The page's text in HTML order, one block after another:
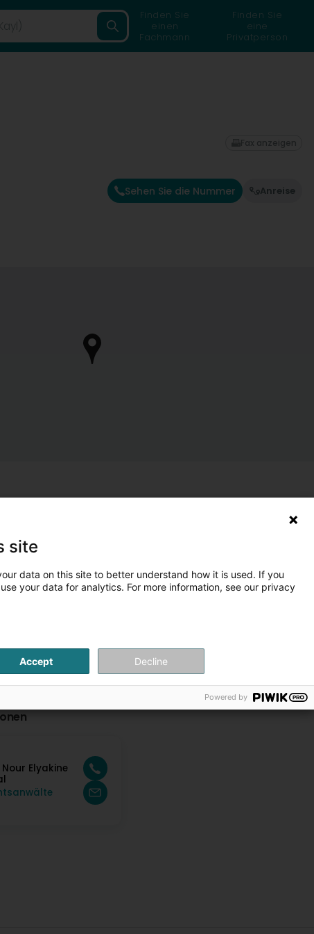
Finden Sie
einen
Fachmann
Finden Sie
eine
Privatperson
Sehen Sie die Nummer Anreise
Fax anzeigen
Nour Elyakine
site
data on this site to better understand how it is used. If you
your data for analytics. For more information, see our privacy
Accept Decline
Powered by